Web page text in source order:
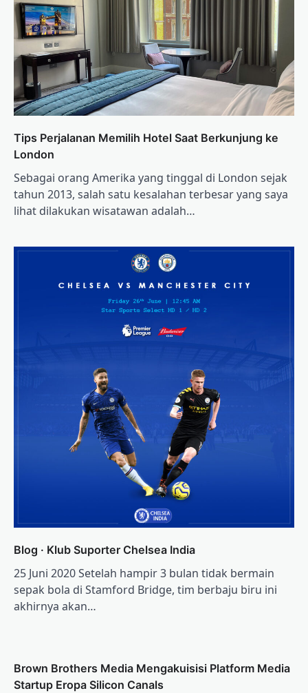
Tips Perjalanan Memilih Hotel Saat Berkunjung ke
London
Sebagai orang Amerika yang tinggal di London sejak
tahun 2013, salah satu kesalahan terbesar yang saya
lihat dilakukan wisatawan adalah…
Blog · Klub Suporter Chelsea India
25 Juni 2020 Setelah hampir 3 bulan tidak bermain
sepak bola di Stamford Bridge, tim berbaju biru ini
akhirnya akan…
Brown Brothers Media Mengakuisisi Platform Media
Startup Eropa Silicon Canals